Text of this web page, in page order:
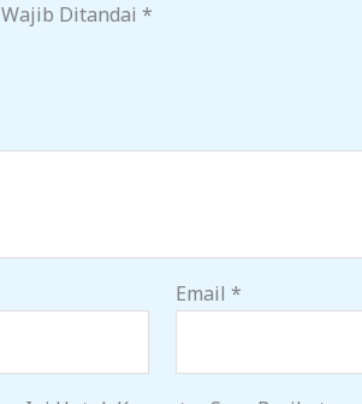
Wajib Ditandai *
Email*